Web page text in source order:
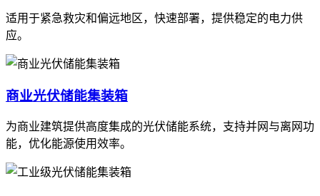
适用于紧急救灾和偏远地区，快速部署，提供稳定的电力供
应。
商业光伏储能集装箱
为商业建筑提供高度集成的光伏储能系统，支持并网与离网功
能，优化能源使用效率。